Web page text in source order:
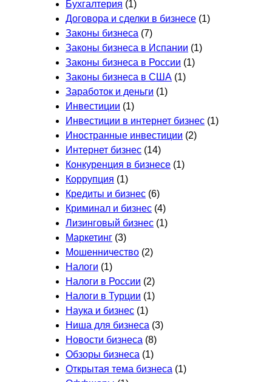
Бухгалтерия (1)
Договора и сделки в бизнесе (1)
Законы бизнеса (7)
Законы бизнеса в Испании (1)
Законы бизнеса в России (1)
Законы бизнеса в США (1)
Заработок и деньги (1)
Инвестиции (1)
Инвестиции в интернет бизнес (1)
Иностранные инвестиции (2)
Интернет бизнес (14)
Конкуренция в бизнесе (1)
Коррупция (1)
Кредиты и бизнес (6)
Криминал и бизнес (4)
Лизинговый бизнес (1)
Маркетинг (3)
Мошенничество (2)
Налоги (1)
Налоги в России (2)
Налоги в Турции (1)
Наука и бизнес (1)
Ниша для бизнеса (3)
Новости бизнеса (8)
Обзоры бизнеса (1)
Открытая тема бизнеса (1)